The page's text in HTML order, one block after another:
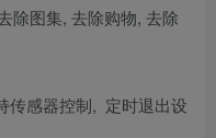
除图集, 去除购物, 去除
传感器控制, 定时退出设